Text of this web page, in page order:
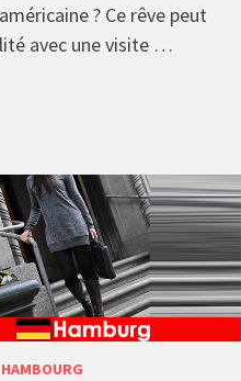
? Ce rêve peut
avec une visite …
HAMBOURG